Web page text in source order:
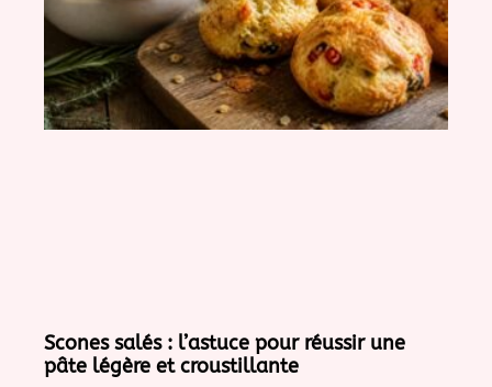
Scones salés : l’astuce pour réussir une
pâte légère et croustillante